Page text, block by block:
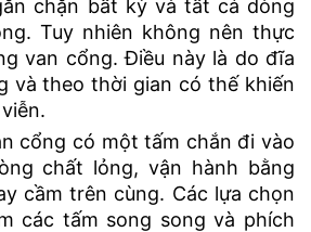
chặn bất kỳ và tất cả dòng
Tuy nhiên không nên thực
van cổng. Điều này là do đĩa
và theo thời gian có thế khiến
cổng có một tấm chắn đi vào
chất lỏng, vận hành bằng
cầm trên cùng. Các lựa chọn
các tấm song song và phích